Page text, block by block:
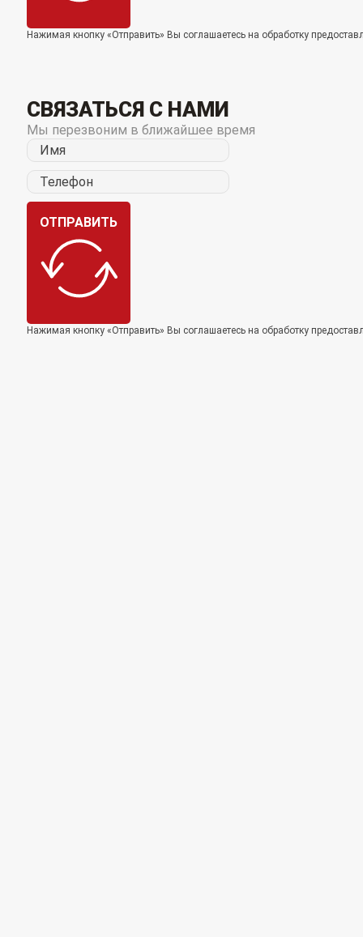
Нажимая кнопку «Отправить» Вы соглашаетесь на обработку
СВЯЗАТЬСЯ С НАМИ
Мы перезвоним в ближайшее время
ОТПРАВИТЬ
Нажимая кнопку «Отправить» Вы соглашаетесь на обработку